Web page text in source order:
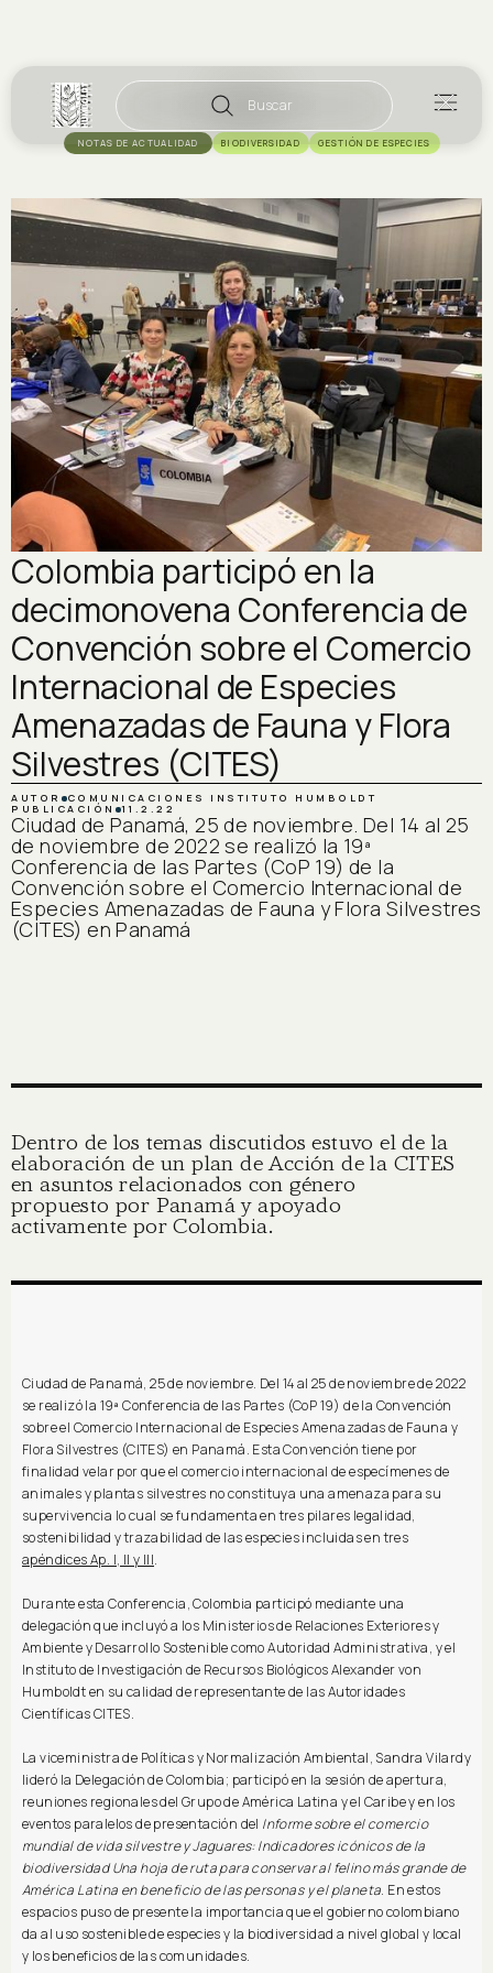
Buscar
NOTAS DE ACTUALIDAD BIODIVERSIDAD GESTIÓN DE ESPECIES
Colombia participó en la
decimonovena Conferencia de
Convención sobre el Comercio
Internacional de Especies
Amenazadas de Fauna y Flora
Silvestres (CITES)
AUTOR COMUNICACIONES INSTITUTO HUMBOLDT
PUBLICACIÓN 11.2.22
Ciudad de Panamá, 25 de noviembre. Del 14 al 25
de noviembre de 2022 se realizó la 19ª
Conferencia de las Partes (CoP 19) de la
Convención sobre el Comercio Internacional de
Especies Amenazadas de Fauna y Flora Silvestres
(CITES) en Panamá
Ciudad de Panamá, 25 de noviembre. Del 14 al 25 de noviembre de 2022
se realizó la 19ª Conferencia de las Partes (CoP 19) de la Convención
sobre el Comercio Internacional de Especies Amenazadas de Fauna y
Flora Silvestres (CITES) en Panamá. Esta Convención tiene por
finalidad velar por que el comercio internacional de especímenes de
animales y plantas silvestres no constituya una amenaza para su
supervivencia lo cual se fundamenta en tres pilares legalidad,
sostenibilidad y trazabilidad de las especies incluidas en tres
apéndices Ap. I, II y III.
Durante esta Conferencia, Colombia participó mediante una
delegación que incluyó a los Ministerios de Relaciones Exteriores y
Ambiente y Desarrollo Sostenible como Autoridad Administrativa, y el
Instituto de Investigación de Recursos Biológicos Alexander von
Humboldt en su calidad de representante de las Autoridades
Científicas CITES.
La viceministra de Políticas y Normalización Ambiental, Sandra Vilardy
lideró la Delegación de Colombia; participó en la sesión de apertura,
reuniones regionales del Grupo de América Latina y el Caribe y en los
eventos paralelos de presentación del Informe sobre el comercio
mundial de vida silvestre y Jaguares: Indicadores icónicos de la
biodiversidad Una hoja de ruta para conservar al felino más grande de
América Latina en beneficio de las personas y el planeta. En estos
espacios puso de presente la importancia que el gobierno colombiano
da al uso sostenible de especies y la biodiversidad a nivel global y local
y los beneficios de las comunidades.
Dentro de los temas discutidos estuvo el de la
elaboración de un plan de Acción de la CITES
en asuntos relacionados con género
propuesto por Panamá y apoyado
activamente por Colombia.